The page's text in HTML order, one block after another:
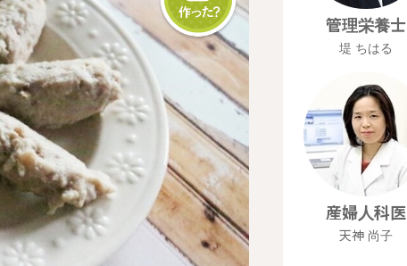
管理栄養士
堤 ちはる
産婦人科医
天神 尚子